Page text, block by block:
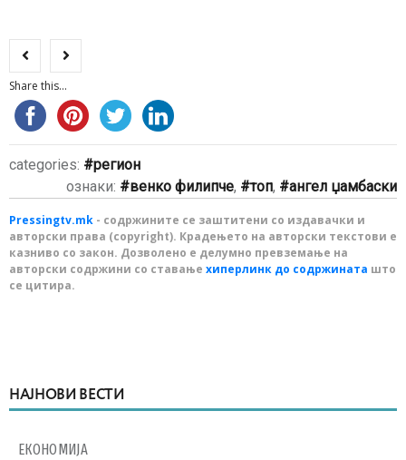
Share this...
categories:
регион
ознаки:
венко филипче, топ, ангел џамбаски
Pressingtv.mk - содржините се заштитени со издавачки и
авторски права (copyright). Крадењето на авторски текстови е
казниво со закон. Дозволено е делумно превземање на
авторски содржини со ставање хиперлинк до содржината што
се цитира.
НАЈНОВИ ВЕСТИ
ЕКОНОМИЈА